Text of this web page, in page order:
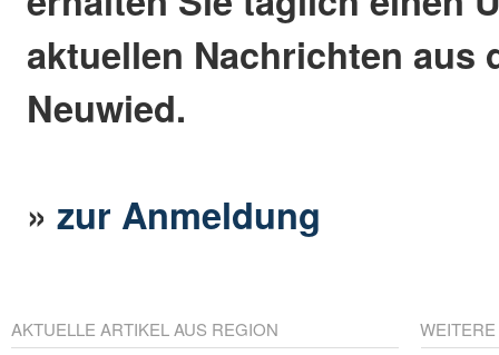
aktuellen Nachrichten aus
Neuwied.
»zur Anmeldung
AKTUELLE ARTIKEL AUS REGION